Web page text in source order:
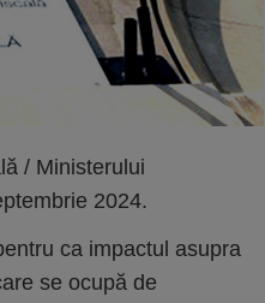
/ Ministerului
2024.
ca impactul asupra
se ocupă de